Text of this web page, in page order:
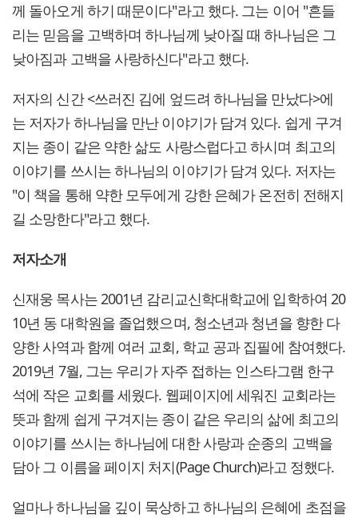
께 돌아오게 하기 때문이다"라고 했다. 그는 이어 "흔들
리는 믿음을 고백하며 하나님께 낮아질 때 하나님은 그
낮아짐과 고백을 사랑하신다"라고 했다.
저자의 신간 <쓰러진 김에 엎드려 하나님을 만났다>에
는 저자가 하나님을 만난 이야기가 담겨 있다. 쉽게 구겨
지는 종이 같은 약한 삶도 사랑스럽다고 하시며 최고의
이야기를 쓰시는 하나님의 이야기가 담겨 있다. 저자는
"이 책을 통해 약한 모두에게 강한 은혜가 온전히 전해지
길 소망한다"라고 했다.
저자소개
신재웅 목사는 2001년 감리교신학대학교에 입학하여 20
10년 동 대학원을 졸업했으며, 청소년과 청년을 향한 다
양한 사역과 함께 여러 교회, 학교 공과 집필에 참여했다.
2019년 7월, 그는 우리가 자주 접하는 인스타그램 한구
석에 작은 교회를 세웠다. 웹페이지에 세워진 교회라는
뜻과 함께 쉽게 구겨지는 종이 같은 우리의 삶에 최고의
이야기를 쓰시는 하나님에 대한 사랑과 순종의 고백을
담아 그 이름을 페이지 처지(Page Church)라고 정했다.
얼마나 하나님을 깊이 묵상하고 하나님의 은혜에 초점을